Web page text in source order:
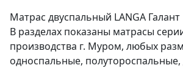
Матрас двуспальный LANGA Галант
В разделах показаны матрасы
производства г. Муром, любых
односпальные, полутороспальные,